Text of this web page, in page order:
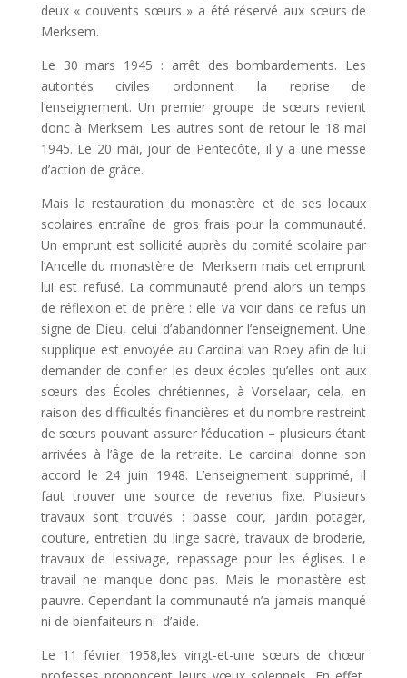
deux « couvents sœurs » a été réservé aux sœurs de
Merksem.
Le 30 mars 1945 : arrêt des bombardements. Les
autorités civiles ordonnent la reprise de
l’enseignement. Un premier groupe de sœurs revient
donc à Merksem. Les autres sont de retour le 18 mai
1945. Le 20 mai, jour de Pentecôte, il y a une messe
d’action de grâce.
Mais la restauration du monastère et de ses locaux
scolaires entraîne de gros frais pour la communauté.
Un emprunt est sollicité auprès du comité scolaire par
l’Ancelle du monastère de Merksem mais cet emprunt
lui est refusé. La communauté prend alors un temps
de réflexion et de prière : elle va voir dans ce refus un
signe de Dieu, celui d’abandonner l’enseignement. Une
supplique est envoyée au Cardinal van Roey afin de lui
demander de confier les deux écoles qu’elles ont aux
sœurs des Écoles chrétiennes, à Vorselaar, cela, en
raison des difficultés financières et du nombre restreint
de sœurs pouvant assurer l’éducation – plusieurs étant
arrivées à l’âge de la retraite. Le cardinal donne son
accord le 24 juin 1948. L’enseignement supprimé, il
faut trouver une source de revenus fixe. Plusieurs
travaux sont trouvés : basse cour, jardin potager,
couture, entretien du linge sacré, travaux de broderie,
travaux de lessivage, repassage pour les églises. Le
travail ne manque donc pas. Mais le monastère est
pauvre. Cependant la communauté n’a jamais manqué
ni de bienfaiteurs ni d’aide.
Le 11 février 1958,les vingt-et-une sœurs de chœur